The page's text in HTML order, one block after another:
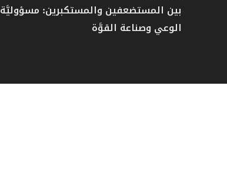
بين المستضعفين والمستكبرين: مسؤوليَّة
الوعي وصناعة القوَّة